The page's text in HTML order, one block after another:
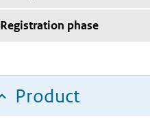
Registration phase
Product